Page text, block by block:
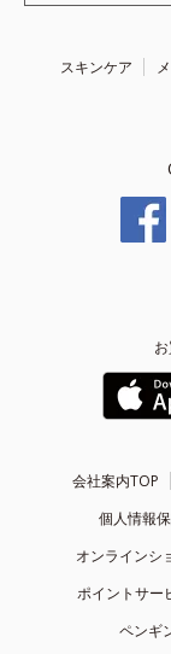
スキンケア
会社案内TOP
個人情報
オンラインシ
ポイントサー
ペンギ